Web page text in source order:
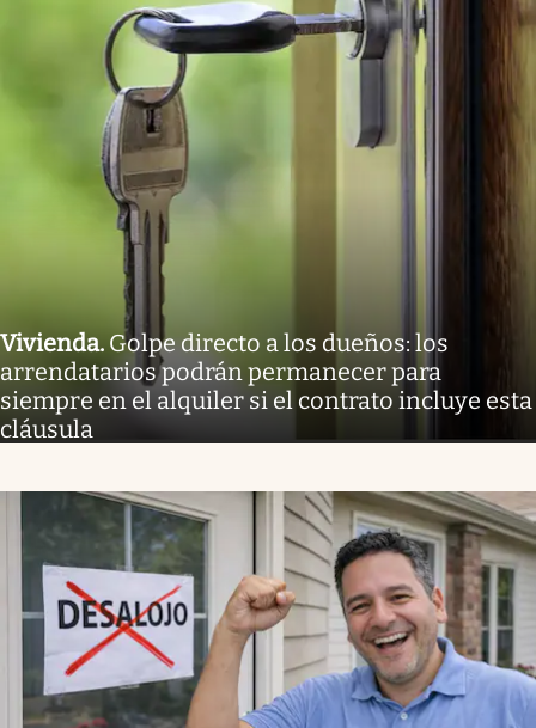
Vivienda. Golpe directo a los dueños: los
arrendatarios podrán permanecer para
siempre en el alquiler si el contrato incluye esta
cláusula